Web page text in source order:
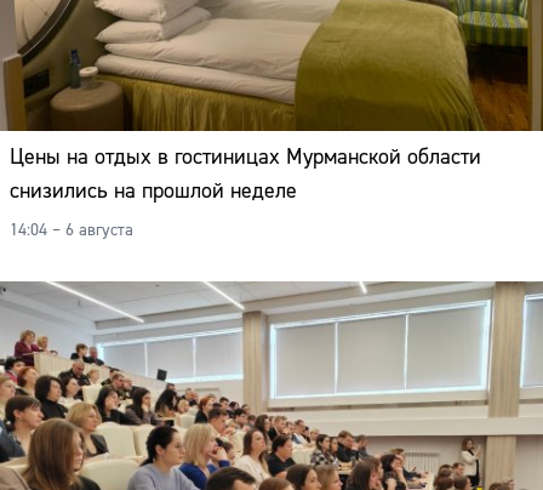
Цены на отдых в гостиницах Мурманской области
снизились на прошлой неделе
14:04 – 6 августа